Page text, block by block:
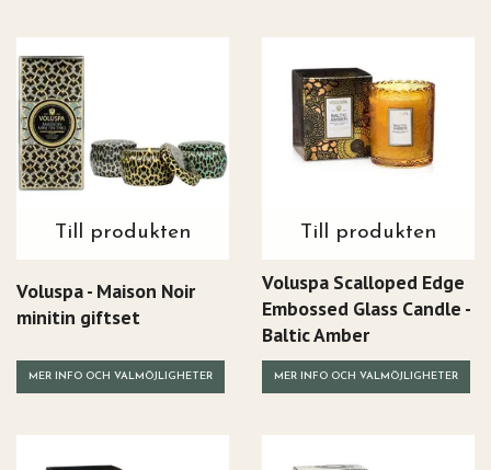
Till produkten
Voluspa - Maison Noir
minitin giftset
MER INFO OCH VALMÖJLIGHETER
Till produkten
Voluspa Scalloped Edge
Embossed Glass Candle -
Baltic Amber
MER INFO OCH VALMÖJLIGHETER